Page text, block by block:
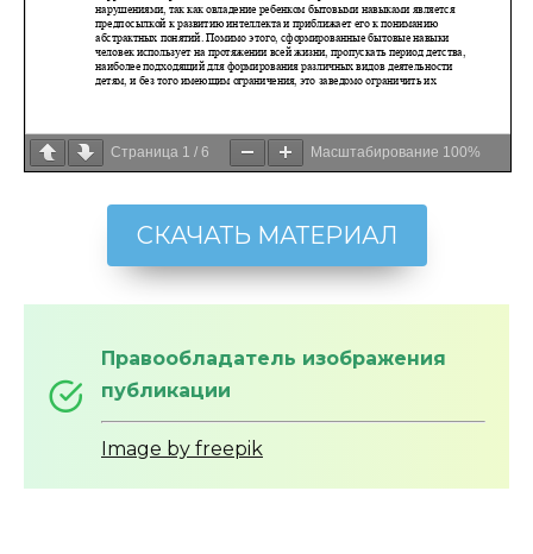
Страница 1 / 6 Масштабирование 100%
СКАЧАТЬ МАТЕРИАЛ
Правообладатель изображения
публикации
Image by freepik